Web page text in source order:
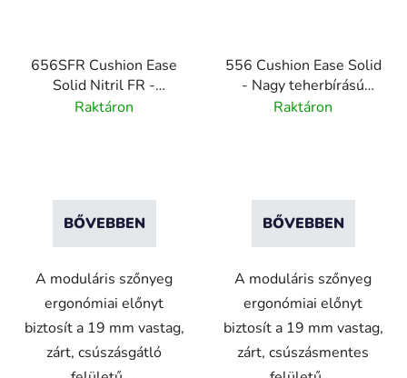
656SFR Cushion Ease
Solid Nitril FR -
Moduláris nitril
Raktáron
BŐVEBBEN
A moduláris szőnyeg
ergonómiai előnyt
biztosít a 19 mm vastag,
zárt, csúszásgátló
556 Cushion Ease Solid
- Nagy teherbírású
moduláris gumilapok -
Raktáron
BŐVEBBEN
A moduláris szőnyeg
ergonómiai előnyt
biztosít a 19 mm vastag,
zárt, csúszásmentes